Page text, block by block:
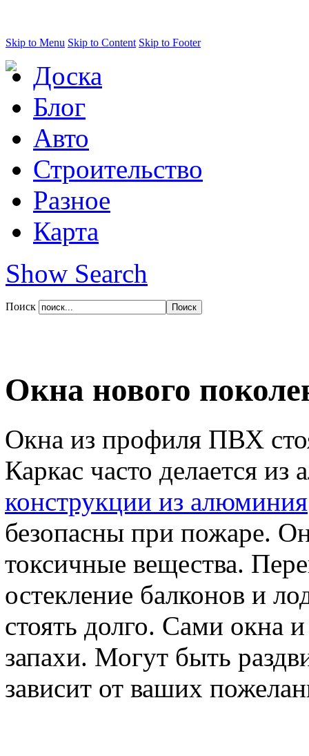
Skip to Menu Skip to Content Skip to Footer
Доска
Блог
Авто
Строительство
Разное
Карта
Show Search
Поиск
Окна нового
Окна из профиля ПВХ
Каркас часто делается
конструкции из алюминия
безопасны при пожаре.
токсичные вещества.
остекление балконов и
стоять долго. Сами окна
запахи. Могут быть
зависит от ваших